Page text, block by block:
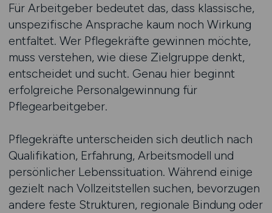
Für Arbeitgeber bedeutet das, dass klassische,
unspezifische Ansprache kaum noch Wirkung
entfaltet. Wer Pflegekräfte gewinnen möchte,
muss verstehen, wie diese Zielgruppe denkt,
entscheidet und sucht. Genau hier beginnt
erfolgreiche Personalgewinnung für
Pflegearbeitgeber.
Pflegekräfte unterscheiden sich deutlich nach
Qualifikation, Erfahrung, Arbeitsmodell und
persönlicher Lebenssituation. Während einige
gezielt nach Vollzeitstellen suchen, bevorzugen
andere feste Strukturen, regionale Bindung oder